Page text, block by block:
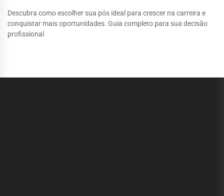
Descubra como escolher sua pós ideal para crescer na carreira e
conquistar mais oportunidades. Guia completo para sua decisão
profissional